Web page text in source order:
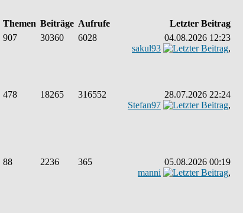
Themen Beiträge Aufrufe
Letzter Beitrag
907 30360 6028
04.08.2026 12:23
sakul93
,
478 18265 316552
28.07.2026 22:24
Stefan97
,
88 2236 365
05.08.2026 00:19
manni
,